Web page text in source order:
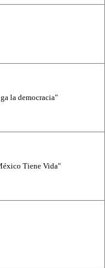
la democracia"
Tiene Vida"